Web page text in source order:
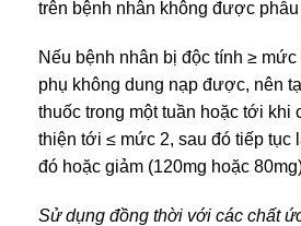
trên bệnh nhân không được
Nếu bệnh nhân bị độc tính ≥
phụ không dung nạp được, nên
thuốc trong một tuần hoặc tới khi
thiện tới ≤ mức 2, sau đó tiếp
đó hoặc giảm (120mg hoặc
Sử dụng đồng thời với các chất